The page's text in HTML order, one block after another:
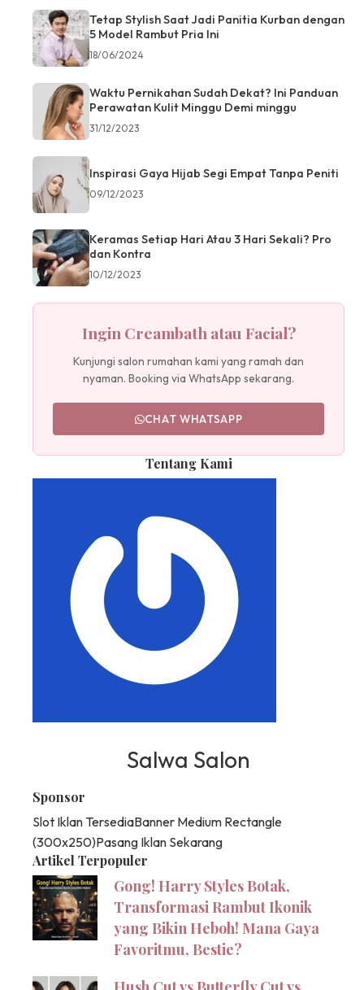
Tetap Stylish Saat Jadi Panitia Kurban dengan
5 Model Rambut Pria Ini
18/06/2024
Waktu Pernikahan Sudah Dekat? Ini Panduan
Perawatan Kulit Minggu Demi minggu
31/12/2023
Inspirasi Gaya Hijab Segi Empat Tanpa Peniti
09/12/2023
Keramas Setiap Hari Atau 3 Hari Sekali? Pro
dan Kontra
10/12/2023
Ingin Creambath atau Facial?
Kunjungi salon rumahan kami yang ramah dan
nyaman. Booking via WhatsApp sekarang.
CHAT WHATSAPP
Tentang Kami
Salwa Salon
Sponsor
Slot Iklan TersediaBanner Medium Rectangle
(300x250)Pasang Iklan Sekarang
Artikel Terpopuler
Gong! Harry Styles Botak,
Transformasi Rambut Ikonik
yang Bikin Heboh! Mana Gaya
Favoritmu, Bestie?